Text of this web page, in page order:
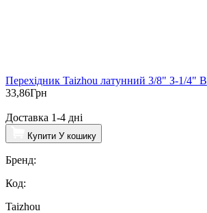
Перехідник Taizhou латунний 3/8" З-1/4" В
33,86Грн
Доставка 1-4 дні
Купити У кошику
Бренд:
Код:
Taizhou